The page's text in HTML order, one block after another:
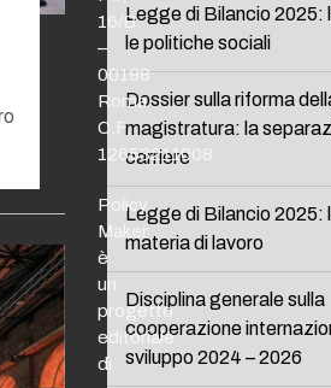
Legge di Bilancio 2025:
le politiche sociali
Dossier sulla riforma
magistratura: la
carriere
Legge di Bilancio 2025:
materia di lavoro
Disciplina generale sulla
cooperazione
sviluppo 2024 – 2026
16/B
–
00198
Roma
C.F.
12653211008
Policy
Maker
è
un
progetto
editoriale
di